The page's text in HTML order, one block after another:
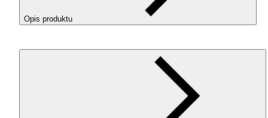
Opis produktu
Filament 3D ReFillPLAMagic Silk Mistic Purple to materiał do
-Silk, łączący dwa kolory (fuksję i
grafitowy) w jednej nitce dzięki koekstruzji. Tworzy „magiczne”
efekty wizualne, szczególnie przy złożonych modelach z
Starter, bez potrzeby
prędkości. Filament ma niski skurcz, brak zapachu, świetną